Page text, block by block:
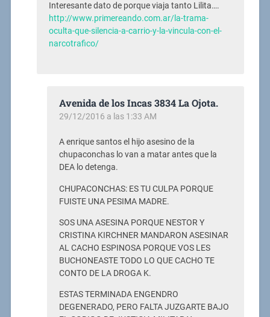
Interesante dato de porque viaja tanto Lilita….
http://www.primereando.com.ar/la-trama-
oculta-que-silencia-a-carrio-y-la-vincula-con-el-
narcotrafico/
Avenida de los Incas 3834 La Ojota.
29/12/2016 a las 1:33 AM
A enrique santos el hijo asesino de la
chupaconchas lo van a matar antes que la
DEA lo detenga.
CHUPACONCHAS: ES TU CULPA PORQUE
FUISTE UNA PESIMA MADRE.
SOS UNA ASESINA PORQUE NESTOR Y
CRISTINA KIRCHNER MANDARON ASESINAR
AL CACHO ESPINOSA PORQUE VOS LES
BUCHONEASTE TODO LO QUE CACHO TE
CONTO DE LA DROGA K.
ESTAS TERMINADA ENGENDRO
DEGENERADO, PERO FALTA JUZGARTE BAJO